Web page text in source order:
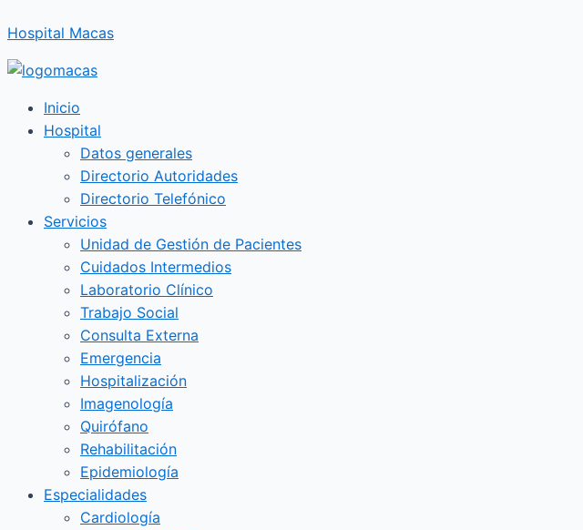
al
contenido
Hospital Macas
Inicio
Hospital
Datos generales
Directorio Autoridades
Directorio Telefónico
Servicios
Unidad de Gestión de Pacientes
Cuidados Intermedios
Laboratorio Clínico
Trabajo Social
Consulta Externa
Emergencia
Hospitalización
Imagenología
Quirófano
Rehabilitación
Epidemiología
Especialidades
Cardiología